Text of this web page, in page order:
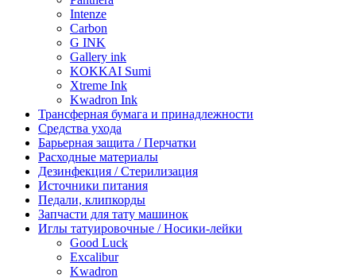
Intenze
Carbon
G INK
Gallery ink
KOKKAI Sumi
Xtreme Ink
Kwadron Ink
Трансферная бумага и принадлежности
Средства ухода
Барьерная защита / Перчатки
Расходные материалы
Дезинфекция / Стерилизация
Источники питания
Педали, клипкорды
Запчасти для тату машинок
Иглы татуировочные / Носики-лейки
Good Luck
Excalibur
Kwadron